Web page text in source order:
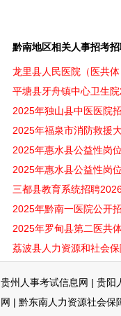
黔南地区相关人事招考
龙里县人民医院（医共
平塘县牙舟镇中心卫生
2025年独山县中医医院
2025年福泉市消防救援
2025年惠水县公益性岗
2025年惠水县公益性岗
三都县教育系统招聘
2025年黔南一医院公开
2025年罗甸县第二医共
荔波县人力资源和社会
贵州人事考试信息网 | 贵阳
网 | 黔东南人力资源社会保